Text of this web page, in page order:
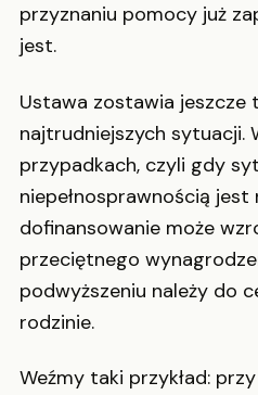
przyznaniu pomocy już
jest.
Ustawa zostawia jeszcze
najtrudniejszych sytuacji.
przypadkach, czyli gdy
niepełnosprawnością jest
dofinansowanie może
przeciętnego
podwyższeniu należy do
rodzinie.
Weźmy taki przykład: